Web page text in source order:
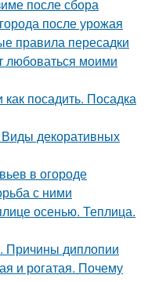
после сбора
после урожая
правила пересадки
любоваться моими
посадить. Посадка
декоративных
в огороде
с ними
осенью. Теплица.
Причины диплопии
и рогатая. Почему